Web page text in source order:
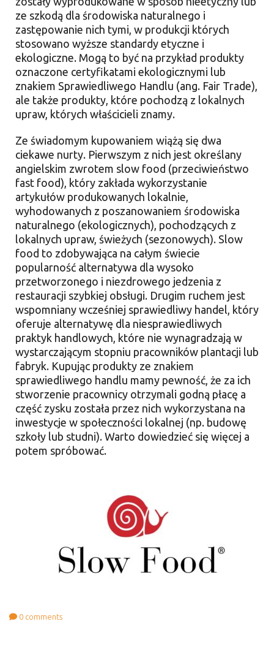
ze szkodą dla środowiska naturalnego i
zastępowanie nich tymi, w produkcji których
stosowano wyższe standardy etyczne i
ekologiczne. Mogą to być na przykład produkty
oznaczone certyfikatami ekologicznymi lub
znakiem Sprawiedliwego Handlu (ang. Fair Trade),
ale także produkty, które pochodzą z lokalnych
upraw, których właścicieli znamy.
Ze świadomym kupowaniem wiążą się dwa
ciekawe nurty. Pierwszym z nich jest określany
angielskim zwrotem slow food (przeciwieństwo
fast food), który zakłada wykorzystanie
artykułów produkowanych lokalnie,
wyhodowanych z poszanowaniem środowiska
naturalnego (ekologicznych), pochodzących z
lokalnych upraw, świeżych (sezonowych). Slow
food to zdobywająca na całym świecie
popularność alternatywa dla wysoko
przetworzonego i niezdrowego jedzenia z
restauracji szybkiej obsługi. Drugim ruchem jest
wspomniany wcześniej sprawiedliwy handel, który
oferuje alternatywę dla niesprawiedliwych
praktyk handlowych, które nie wynagradzają w
wystarczającym stopniu pracowników plantacji lub
fabryk. Kupując produkty ze znakiem
sprawiedliwego handlu mamy pewność, że za ich
stworzenie pracownicy otrzymali godną płacę a
część zysku została przez nich wykorzystana na
inwestycje w społeczności lokalnej (np. budowę
szkoły lub studni). Warto dowiedzieć się więcej a
potem spróbować.
0 comments